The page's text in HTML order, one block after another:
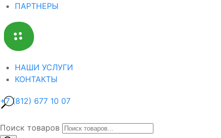
ПАРТНЕРЫ
НАШИ УСЛУГИ
КОНТАКТЫ
+7 (812) 677 10 07
Поиск товаров